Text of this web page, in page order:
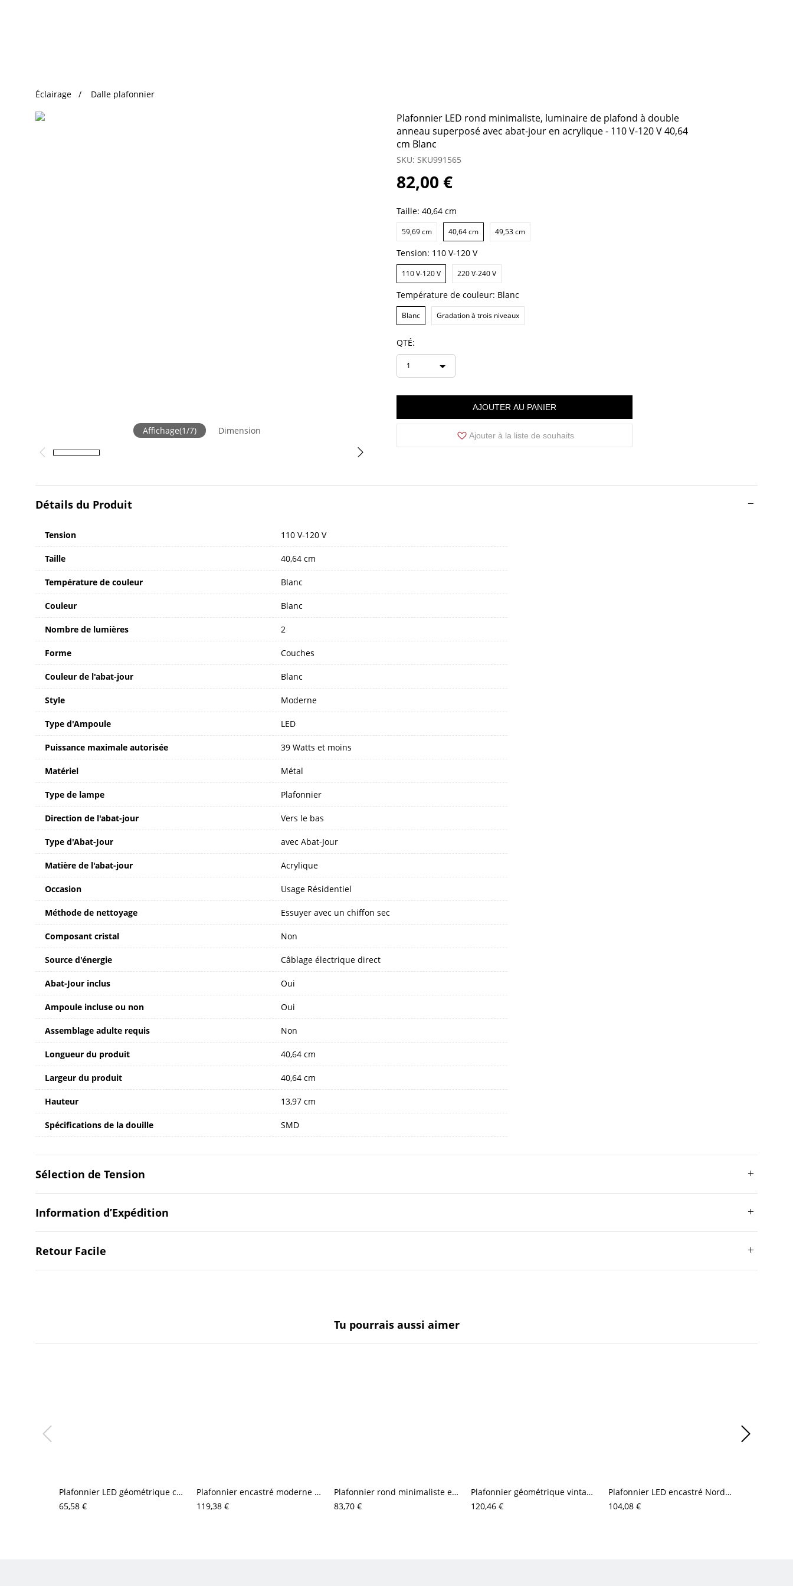
Éclairage Dalle plafonnier
Affichage(1/7) Dimension
Plafonnier LED rond minimaliste, luminaire de plafond à double
anneau superposé avec abat-jour en acrylique - 110 V-120 V 40,64
cm Blanc
SKU: SKU991565
82,00 €
Taille: 40,64 cm
59,69 cm 40,64 cm 49,53 cm
Tension: 110 V-120 V
110 V-120 V 220 V-240 V
Température de couleur: Blanc
Blanc Gradation à trois niveaux
QTÉ:
1
AJOUTER AU PANIER
Ajouter à la liste de souhaits
Détails du Produit
Tension 110 V-120 V
Taille 40,64 cm
Température de couleur Blanc
Couleur Blanc
Nombre de lumières 2
Forme Couches
Couleur de l'abat-jour Blanc
Style Moderne
Type d'Ampoule LED
Puissance maximale autorisée 39 Watts et moins
Matériel Métal
Type de lampe Plafonnier
Direction de l'abat-jour Vers le bas
Type d'Abat-Jour avec Abat-Jour
Matière de l'abat-jour Acrylique
Occasion Usage Résidentiel
Méthode de nettoyage Essuyer avec un chiffon sec
Composant cristal Non
Source d'énergie Câblage électrique direct
Abat-Jour inclus Oui
Ampoule incluse ou non Oui
Assemblage adulte requis Non
Longueur du produit 40,64 cm
Largeur du produit 40,64 cm
Hauteur 13,97 cm
Spécifications de la douille SMD
Sélection de Tension
Information d’Expédition
Retour Facile
Tu pourrais aussi aimer
Plafonnier LED géométrique contemporain, luminaire de plafond à double anneau avec abat-jour en acrylique
65,58 €
Plafonnier encastré moderne en travertin organique, luminaire de plafond cylindrique en bois massif style Japandi pour entrée
119,38 €
Plafonnier rond minimaliste et élégant, luminaire discret pour chambre et couloir
83,70 €
Plafonnier géométrique vintage en laiton, luminaire tambour en verre texturé finition dorée
120,46 €
Plafonnier LED encastré Nordic Organic Pebble, luminaire extra-plat à effet ciel étoilé
104,08 €